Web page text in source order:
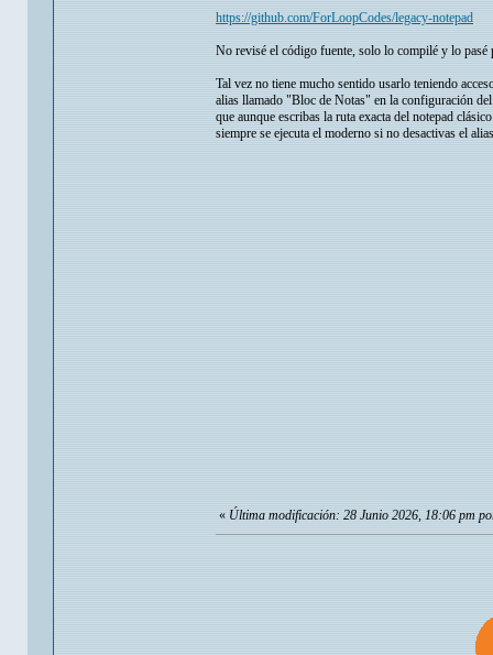
https://github.com/ForLoopCodes/legacy-notepad
No revisé el código fuente, solo lo compilé y lo
Tal vez no tiene mucho sentido usarlo teniendo
alias llamado "Bloc de Notas" en la configuración
que aunque escribas la ruta exacta del notepad
siempre se ejecuta el moderno si no desactivas el
« Última modificación: 28 Junio 2026, 18:06 pm